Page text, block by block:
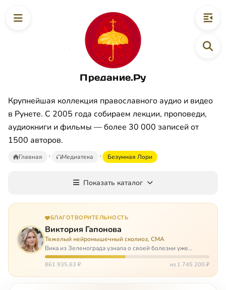
Предание.Ру
Крупнейшая коллекция православного аудио и видео
в Рунете. С 2005 года собираем лекции, проповеди,
аудиокниги и фильмы — более 30 000 записей от
1500 авторов.
Главная Медиатека Безумная Лори
Показать каталог
БЛАГОТВОРИТЕЛЬНОСТЬ
Виктория Гапонова
Тяжелый нейромышечный сколиоз, СМА
Вика из Зеленограда узнала о своей болезни уже
будучи в сознательном возрасте. Ей пришлось
привыкать к инвалидной коляске и сильнейшему
861 935,63 ₽ из 1 745 200 ₽